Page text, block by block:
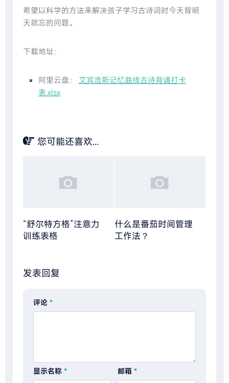
希望以科学的方法来解决孩子学习古诗词时今天背明
天就忘的问题。
下载地址：
阿里云盘： 艾宾浩斯记忆曲线古诗背诵打卡
表.xlsx
您可能还喜欢...
“舒尔特方格”注意力
训练表格
什么是番茄时间管理
工作法？
发表回复
评论 *
显示名称 * 邮箱 *